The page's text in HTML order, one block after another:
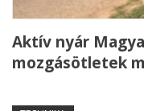
Aktív nyár
mozgásötletek